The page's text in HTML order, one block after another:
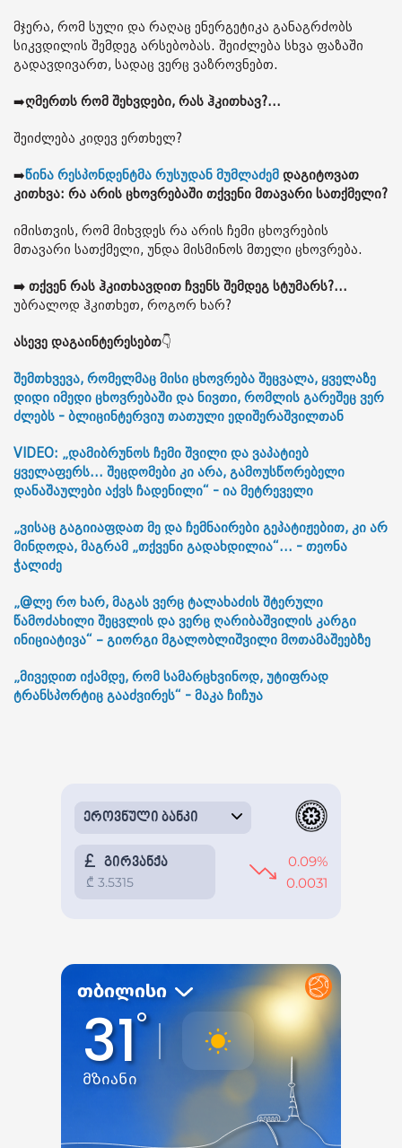
მჯერა, რომ სული და რაღაც ენერგეტიკა განაგრძობს
სიკვდილის შემდეგ არსებობას. შეიძლება სხვა ფაზაში
გადავდივართ, სადაც ვერც ვაზროვნებთ.
➡️ღმერთს რომ შეხვდები, რას ჰკითხავ?...
შეიძლება კიდევ ერთხელ?
➡️წინა რესპონდენტმა რუსუდან მუმლაძემ დაგიტოვათ
კითხვა: რა არის ცხოვრებაში თქვენი მთავარი სათქმელი?
იმისთვის, რომ მიხვდეს რა არის ჩემი ცხოვრების
მთავარი სათქმელი, უნდა მისმინოს მთელი ცხოვრება.
➡️ თქვენ რას ჰკითხავდით ჩვენს შემდეგ სტუმარს?...
უბრალოდ ჰკითხეთ, როგორ ხარ?
ასევე დაგაინტერესებთ👇
შემთხვევა, რომელმაც მისი ცხოვრება შეცვალა, ყველაზე
დიდი იმედი ცხოვრებაში და ნივთი, რომლის გარეშეც ვერ
ძლებს - ბლიცინტერვიუ თათული ედიშერაშვილთან
VIDEO: „დამიბრუნოს ჩემი შვილი და ვაპატიებ
ყველაფერს... შეცდომები კი არა, გამოუსწორებელი
დანაშაულები აქვს ჩადენილი“ - ია მეტრეველი
„ვისაც გაგიიაფდათ მე და ჩემნაირები გეპატიჟებით, კი არ
მინდოდა, მაგრამ „თქვენი გადახდილია“... - თეონა
ჭალიძე
„@ლე რო ხარ, მაგას ვერც ტალახაძის შტერული
წამოძახილი შეცვლის და ვერც ღარიბაშვილის კარგი
ინიციატივა“ – გიორგი მგალობლიშვილი მოთამაშეებზე
„მივედით იქამდე, რომ სამარცხვინოდ, უტიფრად
ტრანსპორტიც გააძვირეს“ - მაკა ჩიჩუა